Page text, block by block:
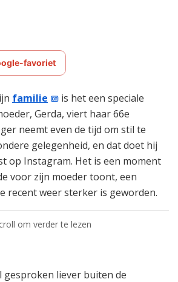
favoriet
familie
is het een speciale
Gerda, viert haar 66e
neemt even de tijd om stil te
gelegenheid, en dat doet hij
op Instagram. Het is een moment
voor zijn moeder toont, een
recent weer sterker is geworden.
om verder te lezen
gesproken liever buiten de